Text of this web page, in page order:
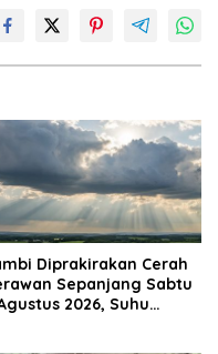
Diprakirakan Cerah
Sepanjang Sabtu
2026, Suhu